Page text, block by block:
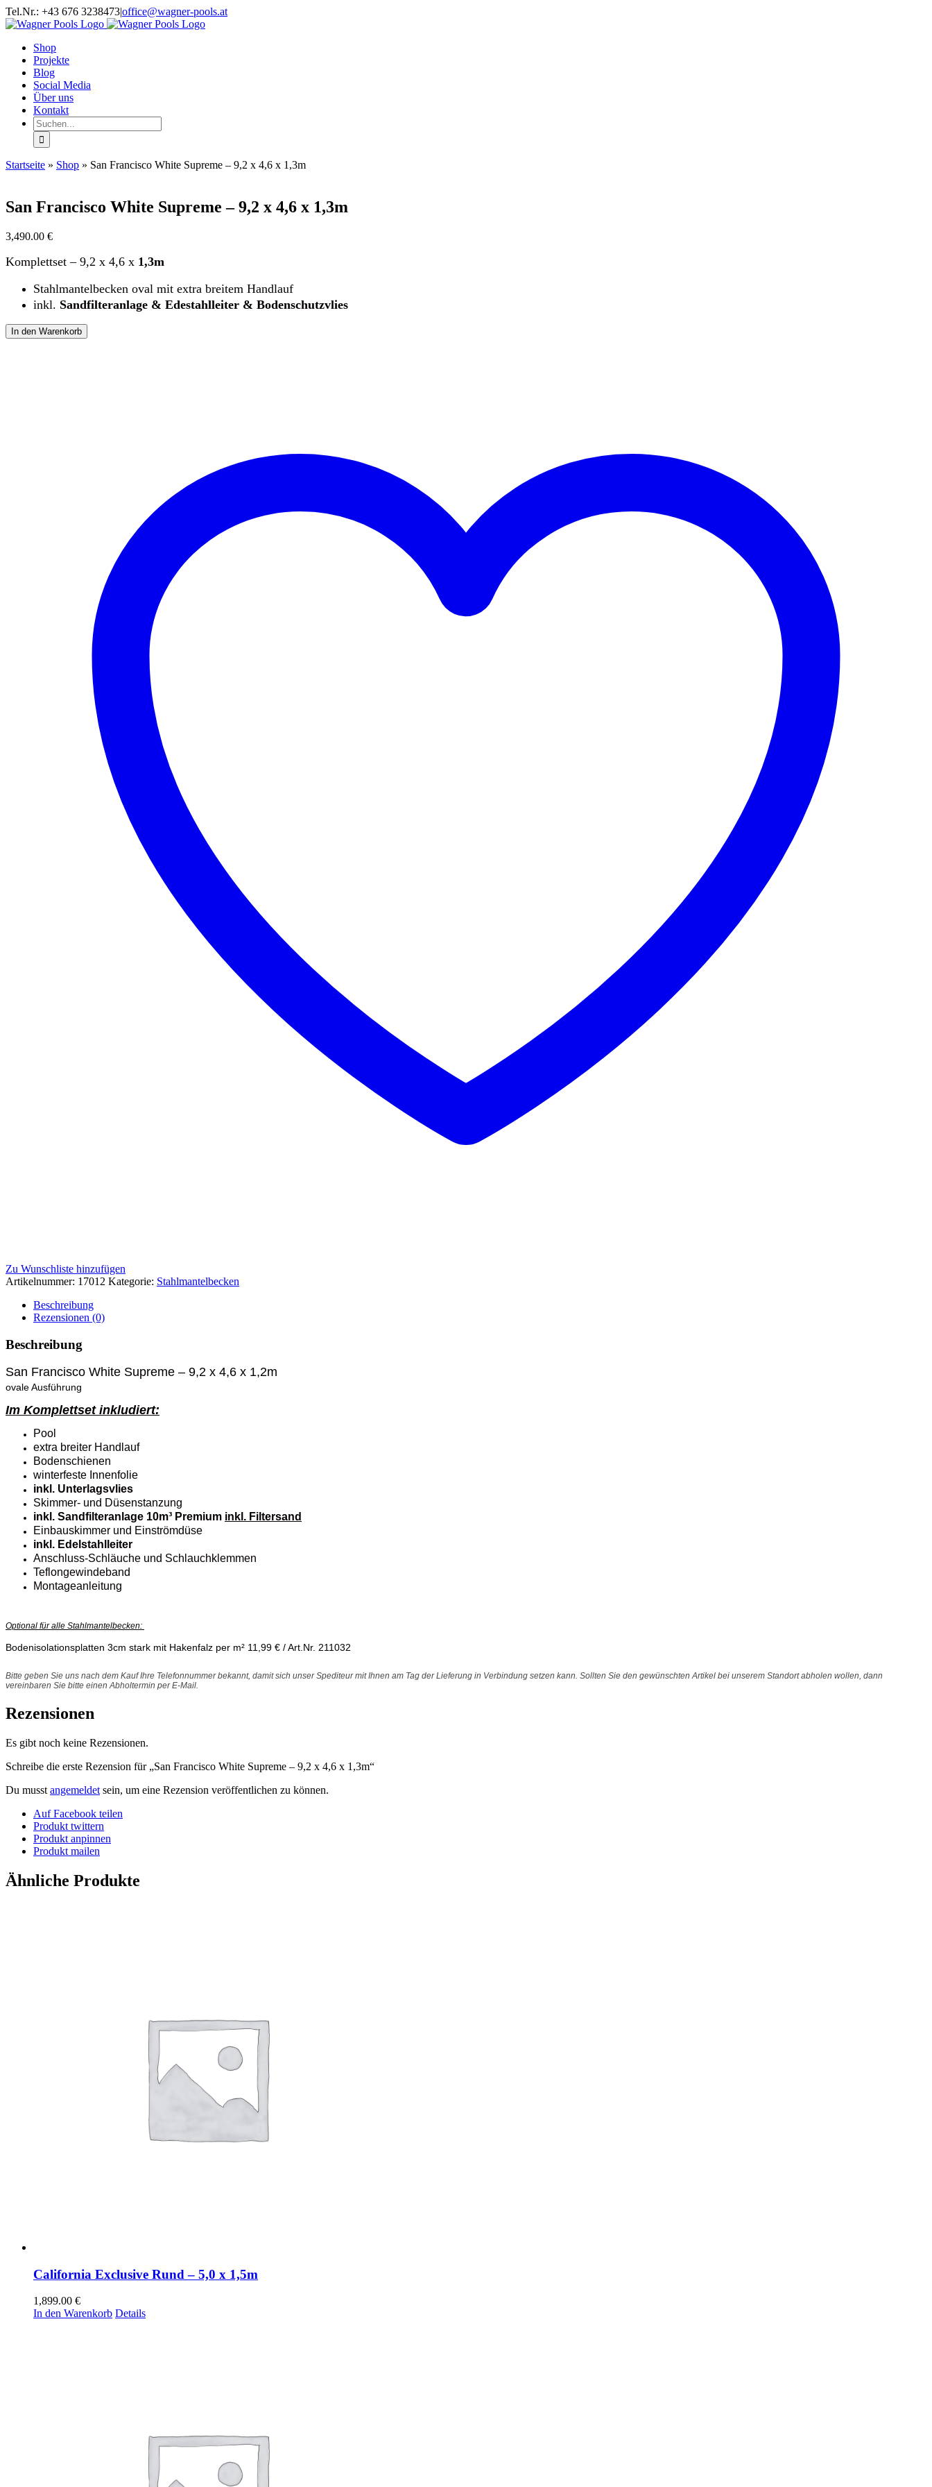
Zum
Inhalt
Facebook
Twitter
Instagram
YouTube
Tel.Nr.: +43 676 3238473|office@wagner-pools.at
Shop
Projekte
Blog
Social Media
Über uns
Kontakt
Suche
nach:
Startseite » Shop » San Francisco White Supreme – 9,2 x 4,6 x 1,3m
San Francisco White Supreme – 9,2 x 4,6 x 1,3m
3,490.00 €
Komplettset – 9,2 x 4,6 x 1,3m
Stahlmantelbecken oval mit extra breitem Handlauf
inkl. Sandfilteranlage & Edestahlleiter & Bodenschutzvlies
San
Francisco
In den Warenkorb
Zu Wunschliste hinzufügen
Artikelnummer: 17012 Kategorie: Stahlmantelbecken
Beschreibung
Rezensionen (0)
Beschreibung
San Francisco White Supreme – 9,2 x 4,6 x 1,2m
ovale Ausführung
Im Komplettset inkludiert:
Pool
extra breiter Handlauf
Bodenschienen
winterfeste Innenfolie
inkl. Unterlagsvlies
Skimmer- und Düsenstanzung
inkl. Sandfilteranlage 10m³ Premium inkl. Filtersand
Einbauskimmer und Einströmdüse
inkl. Edelstahlleiter
Anschluss-Schläuche und Schlauchklemmen
Teflongewindeband
Montageanleitung
Optional für alle Stahlmantelbecken:
Bodenisolationsplatten 3cm stark mit Hakenfalz per m² 11,99 € / Art.Nr. 211032
Bitte geben Sie uns nach dem Kauf Ihre Telefonnummer bekannt, damit sich unser Spediteur mit Ihnen am Tag der Lieferung in Verbindung setzen kann. Sollten Sie den gewünschten Artikel bei unserem Standort abholen wollen, dann
vereinbaren Sie bitte einen Abholtermin per E-Mail.
Rezensionen
Es gibt noch keine Rezensionen.
Schreibe die erste Rezension für „San Francisco White Supreme – 9,2 x 4,6 x 1,3m“
Du musst angemeldet sein, um eine Rezension veröffentlichen zu können.
Auf Facebook teilen
Produkt twittern
Produkt anpinnen
Produkt mailen
Ähnliche Produkte
California Exclusive Rund – 5,0 x 1,5m
1,899.00 €
In den Warenkorb Details